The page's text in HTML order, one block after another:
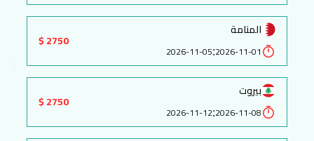
المنامة
2026-11-01
:
2026-11-05
2750 $
بيروت
2026-11-08
:
2026-11-12
2750 $